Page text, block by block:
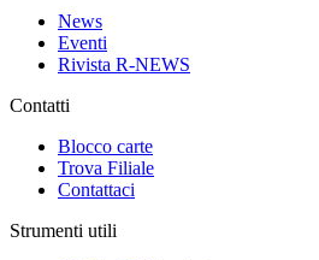
News
Eventi
Rivista R-NEWS
Contatti
Blocco carte
Trova Filiale
Contattaci
Strumenti utili